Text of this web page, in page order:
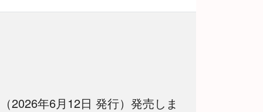
2026年6月12日 発行）発売しま